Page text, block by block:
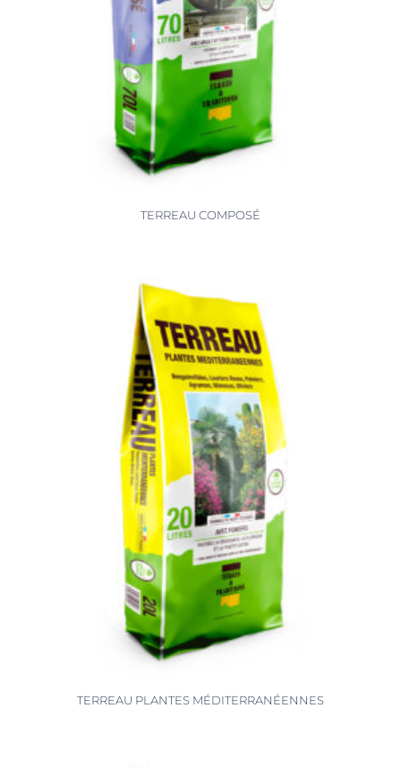
TERREAU COMPOSÉ
TERREAU PLANTES MÉDITERRANÉENNES